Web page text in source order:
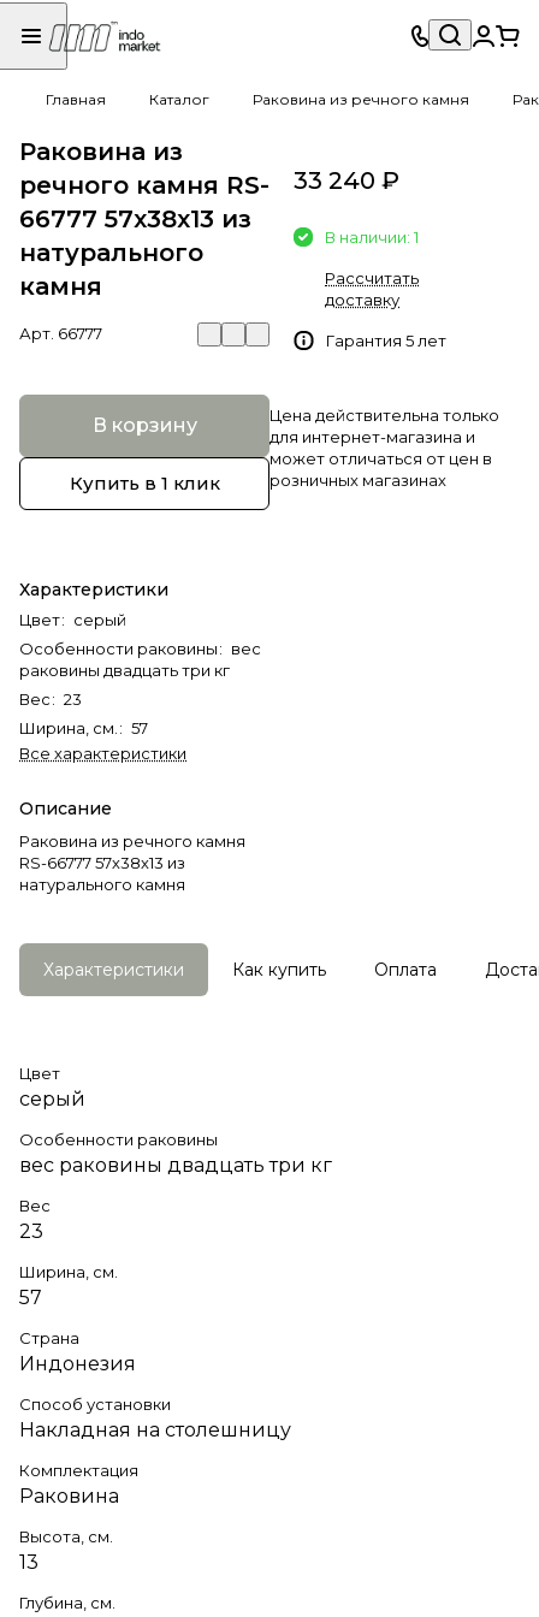
Главная Каталог Раковина из речного камня
Раковина из
речного камня RS-
66777 57х38х13 из
натурального
камня
Арт. 66777
В корзину
Купить в 1 клик
Характеристики
Цвет: серый
Особенности раковины: вес
раковины двадцать три кг
Вес: 23
Ширина, см. : 57
Все характеристики
Описание
Раковина из речного камня
RS-66777 57х38х13 из
натурального камня
33 240 ₽
В наличии: 1
Рассчитать
доставку
Гарантия 5 лет
Цена действительна только
для интернет-магазина и
может отличаться от цен в
розничных магазинах
Характеристики Как купить Оплата
Цвет
серый
Особенности раковины
вес раковины двадцать три кг
Вес
23
Ширина, см.
57
Страна
Индонезия
Способ установки
Накладная на столешницу
Комплектация
Раковина
Высота, см.
13
Глубина, см.